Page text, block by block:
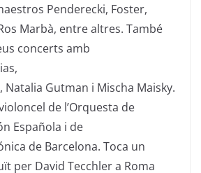
Penderecki, Foster,
Marbà, entre altres. També
concerts amb
,
, Natalia Gutman i Mischa Maisky.
de l’Orquesta de
Española i de
de Barcelona. Toca un
per David Tecchlera Roma